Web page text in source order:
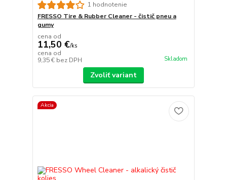
1 hodnotenie
FRESSO Tire & Rubber Cleaner - čistič pneu a
gumy
cena od
11,50 €/ks
cena od
9,35 € bez DPH Skladom
Zvoliť variant
Akcia